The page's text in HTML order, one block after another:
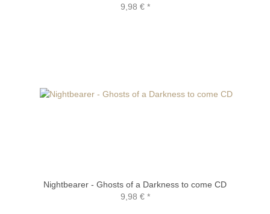
9,98 €*
Nightbearer - Ghosts of a Darkness to come CD
9,98 €*